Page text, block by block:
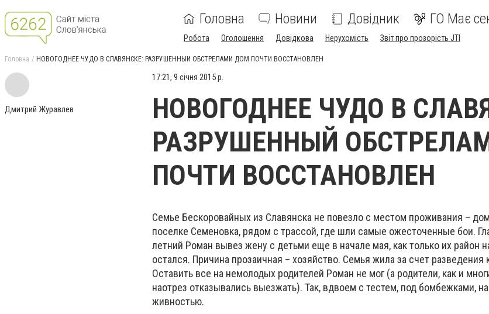
Головна Новини Довідник ГО Має
Робота Оголошення Довідкова Нерухомість Звіт про прозорість JTI
Головна НОВОГОДНЕЕ ЧУДО В СЛАВЯНСКЕ: РАЗРУШЕННЫЙ ОБСТРЕЛАМИ ДОМ ПОЧТИ ВОССТАНОВЛЕН
Дмитрий Журавлев
17:21, 9 січня 2015 р.
НОВОГОДНЕЕ ЧУДО В
РАЗРУШЕННЫЙ
ПОЧТИ ВОССТАНОВЛЕН
Семье Бескоровайных из Славянска не повезло с местом проживания –
поселке Семеновка, рядом с трассой, где шли самые ожесточенные бои.
летний Роман вывез жену с детьми еще в начале мая, как только их район
остался. Причина прозаичная – хозяйство. Семья жила за счет разведения
Оставить все на немолодых родителей Роман не мог (а родители, как и
наотрез отказывались выезжать). Так, вдвоем с тестем, под бомбежками,
живностью.